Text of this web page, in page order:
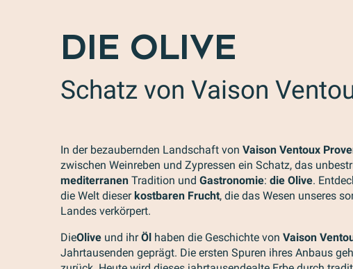
DIE OLIVE
Schatz von Vaison
In der bezaubernden Landschaft von Vaison Ventoux
zwischen Weinreben und Zypressen ein Schatz, das
mediterranen Tradition und Gastronomie: die Olive.
die Welt dieserkostbaren Frucht, die das Wesen unseres
Landes verkörpert.
DieOlive und ihrÖl haben die Geschichte von Vaison
Jahrtausenden geprägt. Die ersten Spuren ihres Anbaus